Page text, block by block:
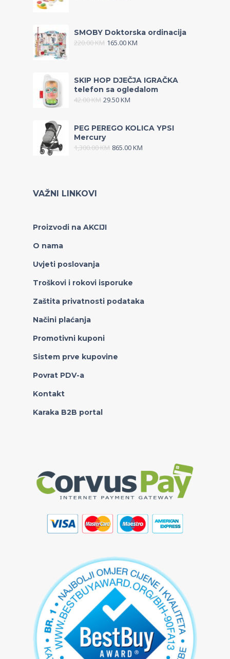
SMOBY Doktorska ordinacija
220.00KM 165.00KM
SKIP HOP DJEČJA IGRAČKA
telefon sa ogledalom
42.00KM 29.50KM
PEG PEREGO KOLICA YPSI
Mercury
1,300.00KM 865.00KM
VAŽNI LINKOVI
Proizvodi na AKCIJI
O nama
Uvjeti poslovanja
Troškovi i rokovi isporuke
Zaštita privatnosti podataka
Načini plaćanja
Promotivni kuponi
Sistem prve kupovine
Povrat PDV-a
Kontakt
Karaka B2B portal